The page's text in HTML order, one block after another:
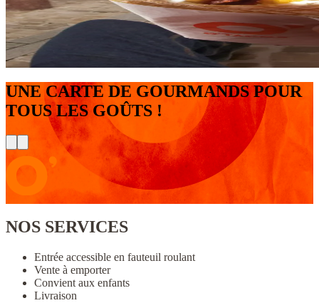
UNE CARTE DE GOURMANDS POUR
TOUS LES GOÛTS !
NOS SERVICES
Entrée accessible en fauteuil roulant
Vente à emporter
Convient aux enfants
Livraison